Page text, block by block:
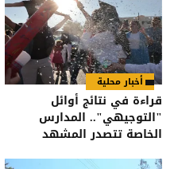
أخبار محلية
قراءة في نتائج أوائل
"التوجيهي".. المدارس
الخاصة تتصدر المشهد